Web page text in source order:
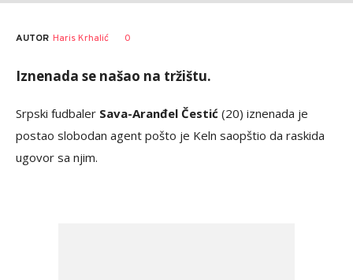
AUTOR Haris Krhalić 0
Iznenada se našao na tržištu.
Srpski fudbaler Sava-Aranđel Čestić (20) iznenada je
postao slobodan agent pošto je Keln saopštio da raskida
ugovor sa njim.